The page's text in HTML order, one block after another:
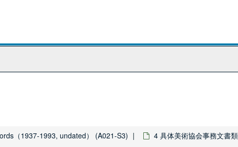
（1937-1993, undated） (A021-S3)
4 具体美術協会事務文書